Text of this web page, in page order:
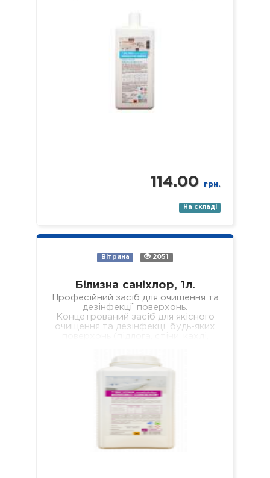
114.00 грн.
На складі
Вітрина 2051
Білизна саніхлор, 1л.
Професійний засіб для очищення та
дезінфекції поверхонь.
Концетрований засіб для якісного
очищення та дезінфекції будь-яких
піддони тощо). Засіб якісно…